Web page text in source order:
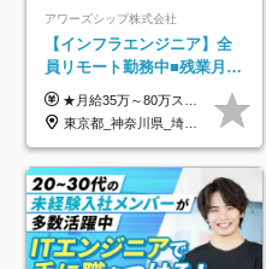
アワーズシップ株式会社
【インフラエンジニア】全
員リモート勤務中■残業月
3h■最大3ヶ月の連休あり■
年休126日■20～30代活躍
中！
★月給35万～80万スタートも可 【未経験の方】 ■月給26万～80万＋賞与年2回（年2ヶ月分） 【何かしらのインフラエンジニア経験をお持ちの方】 ■月給35万～80万＋賞与年2回（年2ヶ月分） ※スキル・経験などを考慮し決定します ※試用期間6ヶ月あり。期間中は契約社員となります。その他の待遇に差異はありません（試用期間終了後、昇給の可能性あり） ※上記金額には固定残業代（月30時間分／4万9600円～15万2600円）を含みます。超過分は別途支給いたします。 ＼頑張りはインセンティブで還元！／ クライアントに貢献度を評価され、当社のエンジニアが追加で案件に参画することになるなど、会社にとって利益になる行動はしっかり評価します。 会社の成長に貢献できていることを実感でき、「もっと頑張ろう」と思える体制づくりを整えています！
東京都_神奈川県_埼玉県_千葉県_大阪府